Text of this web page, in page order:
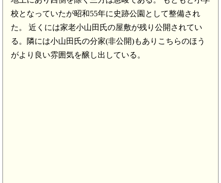
校となっていたが昭和55年に史跡公園として整備され
た。 近くには家老小山田氏の屋敷が残り公開されてい
る。隣には小山田氏の分家(非公開)もありこちらのほう
がより良い雰囲気を醸し出している。